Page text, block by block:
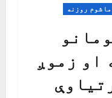
روزنه
او زموږ